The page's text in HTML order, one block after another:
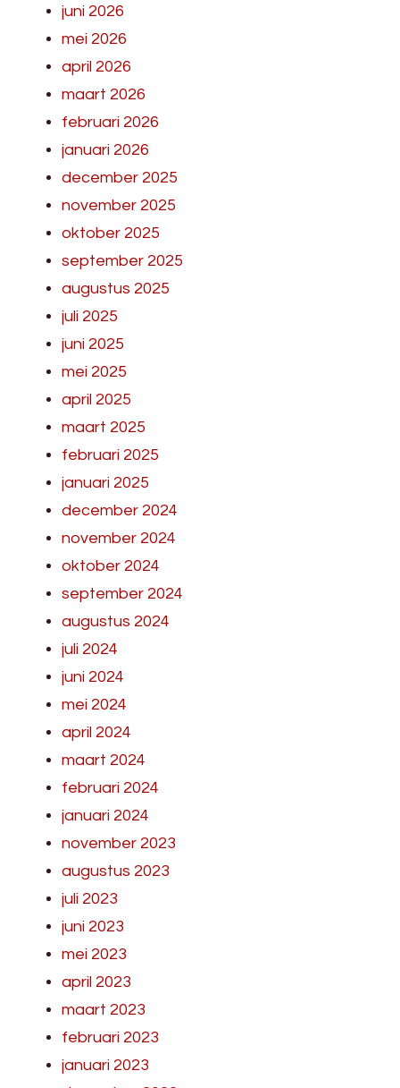
juni 2026
mei 2026
april 2026
maart 2026
februari 2026
januari 2026
december 2025
november 2025
oktober 2025
september 2025
augustus 2025
juli 2025
juni 2025
mei 2025
april 2025
maart 2025
februari 2025
januari 2025
december 2024
november 2024
oktober 2024
september 2024
augustus 2024
juli 2024
juni 2024
mei 2024
april 2024
maart 2024
februari 2024
januari 2024
november 2023
augustus 2023
juli 2023
juni 2023
mei 2023
april 2023
maart 2023
februari 2023
januari 2023